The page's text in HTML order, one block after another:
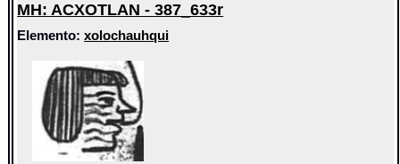
MH: ACXOTLAN - 387_633r
Elemento:xolochauhqui